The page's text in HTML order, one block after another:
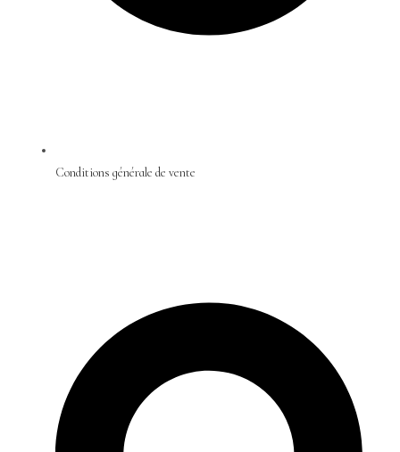
Conditions générale de vente